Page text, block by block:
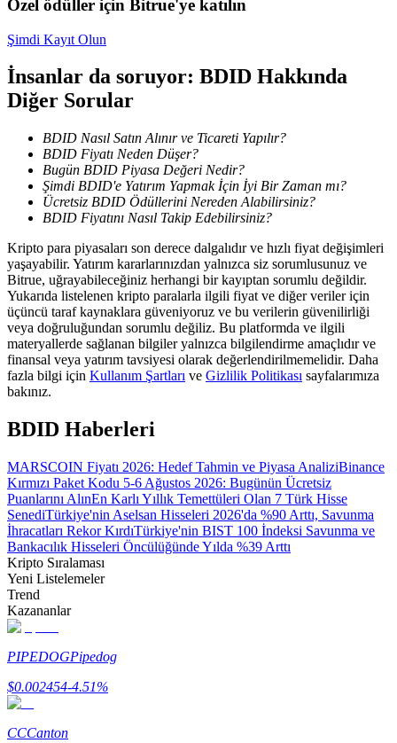
Bilgi
Ticaret bilgileri vb. dahil olmak üzere büyük veri analizi.
Rehber
Özel ödüller için Bitrue'ye katılın
Şimdi Kayıt Olun
İnsanlar da soruyor: BDID Hakkında
Diğer Sorular
BDID Nasıl Satın Alınır ve Ticareti Yapılır?
BDID Fiyatı Neden Düşer?
Bugün BDID Piyasa Değeri Nedir?
Şimdi BDID'e Yatırım Yapmak İçin İyi Bir Zaman mı?
Ücretsiz BDID Ödüllerini Nereden Alabilirsiniz?
BDID Fiyatını Nasıl Takip Edebilirsiniz?
Kripto para piyasaları son derece dalgalıdır ve hızlı fiyat değişimleri
yaşayabilir. Yatırım kararlarınızdan yalnızca siz sorumlusunuz ve
Bitrue, uğrayabileceğiniz herhangi bir kayıptan sorumlu değildir.
Yukarıda listelenen kripto paralarla ilgili fiyat ve diğer veriler için
üçüncü taraf kaynaklara güveniyoruz ve bu verilerin güvenilirliği
veya doğruluğundan sorumlu değiliz. Bu platformda ve ilgili
materyallerde sağlanan bilgiler yalnızca bilgilendirme amaçlıdır ve
finansal veya yatırım tavsiyesi olarak değerlendirilmemelidir. Daha
fazla bilgi için Kullanım Şartları ve Gizlilik Politikası sayfalarımıza
bakınız.
BDID Haberleri
MARSCOIN Fiyatı 2026: Hedef Tahmin ve Piyasa AnaliziBinance
Kırmızı Paket Kodu 5-6 Ağustos 2026: Bugünün Ücretsiz
Puanlarını AlınEn Karlı Yıllık Temettüleri Olan 7 Türk Hisse
SenediTürkiye'nin Aselsan Hisseleri 2026'da %90 Arttı, Savunma
İhracatları Rekor KırdıTürkiye'nin BIST 100 İndeksi Savunma ve
Bankacılık Hisseleri Öncülüğünde Yılda %39 Arttı
Kripto Sıralaması
Yeni Listelemeler
Trend
Kazananlar
PIPEDOGPipedog
$0.002454-4.51%
CCCanton